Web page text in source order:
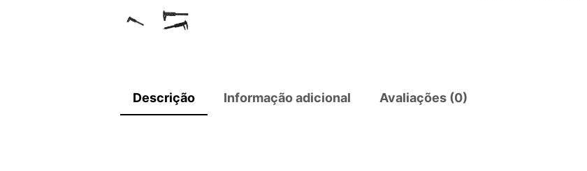
Descrição Informação adicional Avaliações (0)